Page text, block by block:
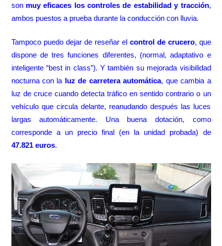
son muy eficaces los controles de estabilidad y tracción,
ambos puestos a prueba durante la conducción con lluvia.
Tampoco puedo dejar de reseñar el control de crucero, que
dispone de tres funciones diferentes, (normal, adaptativo e
inteligente “best in class”). Y también su mejorada visibilidad
nocturna con la luz de carretera automática, que cambia a
luz de cruce cuando detecta tráfico en sentido contrario o un
vehículo que circula delante, reanudando después las luces
largas automáticamente. Una buena dotación, como
corresponde a un precio final (en la unidad probada) de
47.821 euros.